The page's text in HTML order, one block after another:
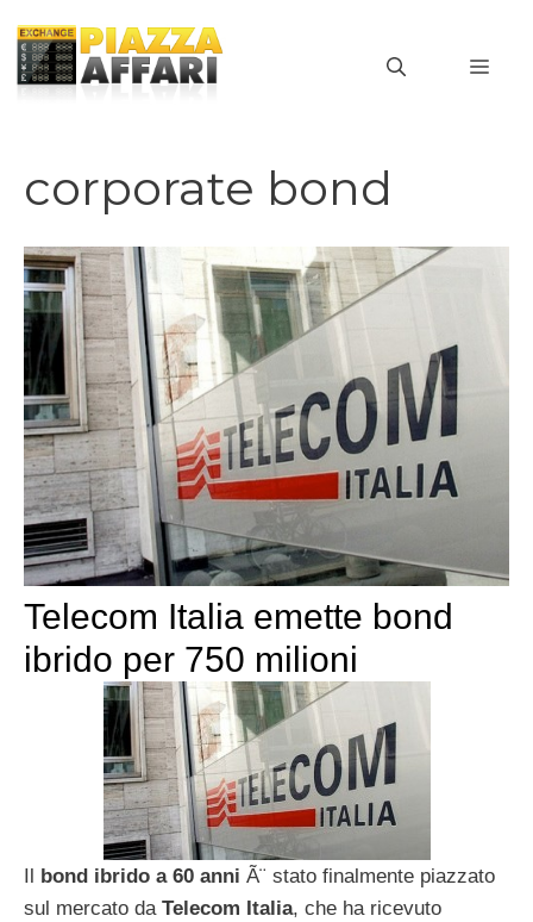
contenuto
corporate bond
Telecom Italia emette bond
ibrido per 750 milioni
bond ibrido a 60 anni Ã¨ stato finalmente piazzato
sul mercato da Telecom Italia, che ha ricevuto